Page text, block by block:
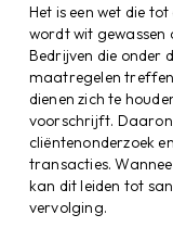
Het is een wet die
wordt wit
Bedrijven die onder
maatregelen
dienen zich te
voorschrijft.
cliëntenonderzoek
transacties.
kan dit leiden tot
vervolging.